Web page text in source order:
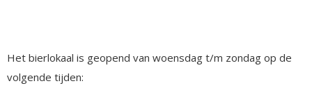
Het bierlokaal is geopend van woensdag t/m zondag op de
volgende tijden: